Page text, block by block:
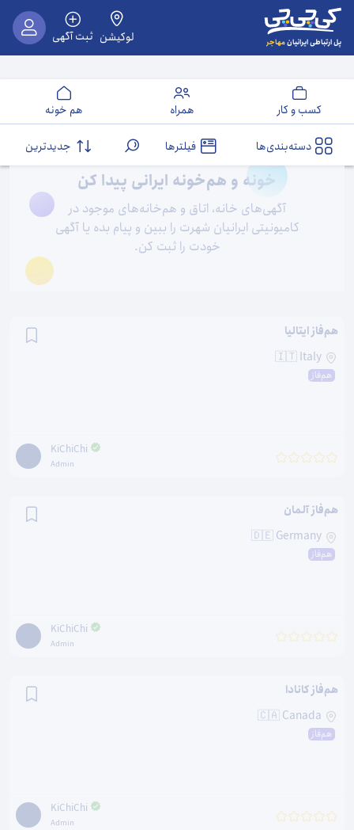
پل ارتباطی ایرانیانمهاجر لوکیشن ثبت آگهی
کسب و کار همراه هم خونه
دسته‌بندی‌ها فیلترها جدیدترین
خونه و هم‌خونه ایرانی پیدا کن
آگهی‌های خانه، اتاق و هم‌خانه‌های موجود در
کامیونیتی ایرانیان شهرت را ببین و پیام بده یا آگهی
خودت را ثبت کن.
هم‌فاز ایتالیا
هم‌فاز
KiChiChi
Admin
هم‌فاز آلمان
هم‌فاز
KiChiChi
Admin
هم‌فاز کانادا
هم‌فاز
KiChiChi
Admin